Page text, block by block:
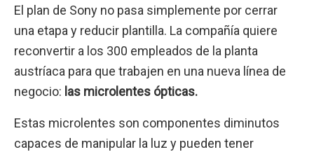
El plan de Sony no pasa simplemente por cerrar
una etapa y reducir plantilla. La compañía quiere
reconvertir a los 300 empleados de la planta
austríaca para que trabajen en una nueva línea de
negocio: las microlentes ópticas.
Estas microlentes son componentes diminutos
capaces de manipular la luz y pueden tener